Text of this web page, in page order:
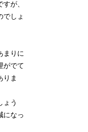
が、
でしょ
まりに
がでて
りま
ょう
になっ